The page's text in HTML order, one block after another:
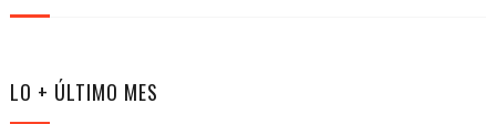
LO + ÚLTIMO MES